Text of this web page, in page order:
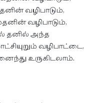
வழிபாடும்,
வழிபாடும்,
தனில் அந்த
வழிபாட்டை,
உருகிடலாம்.